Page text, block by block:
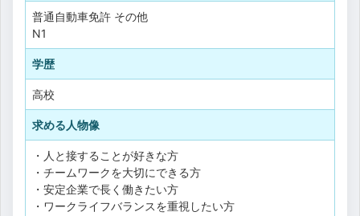
普通自動車免許 その他
N1
学歴
高校
求める人物像
・人と接することが好きな方
・チームワークを大切にできる方
・安定企業で長く働きたい方
・ワークライフバランスを重視したい方